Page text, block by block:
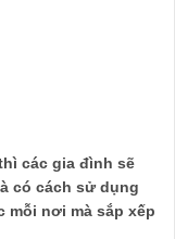
các gia đình sẽ
có cách sử dụng
mỗi nơi mà sắp xếp